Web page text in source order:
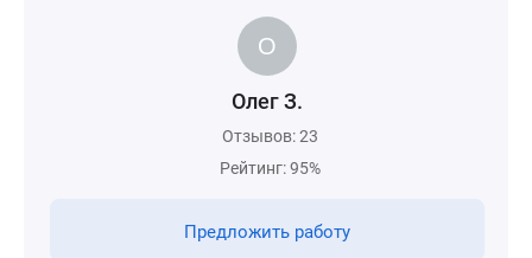
Олег З.
Отзывов: 23
Рейтинг: 95%
Предложить работу